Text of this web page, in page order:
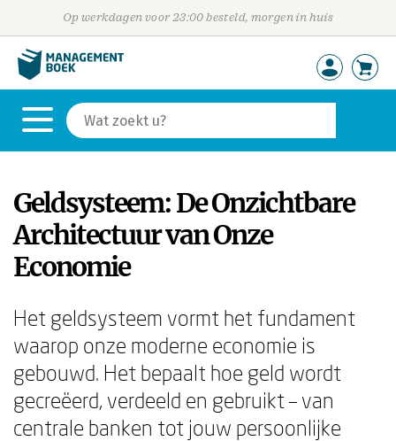
Op werkdagen voor 23:00 besteld, morgen in huis
Geldsysteem: De Onzichtbare
Architectuur van Onze
Economie
Het geldsysteem vormt het fundament
waarop onze moderne economie is
gebouwd. Het bepaalt hoe geld wordt
gecreëerd, verdeeld en gebruikt – van
centrale banken tot jouw persoonlijke